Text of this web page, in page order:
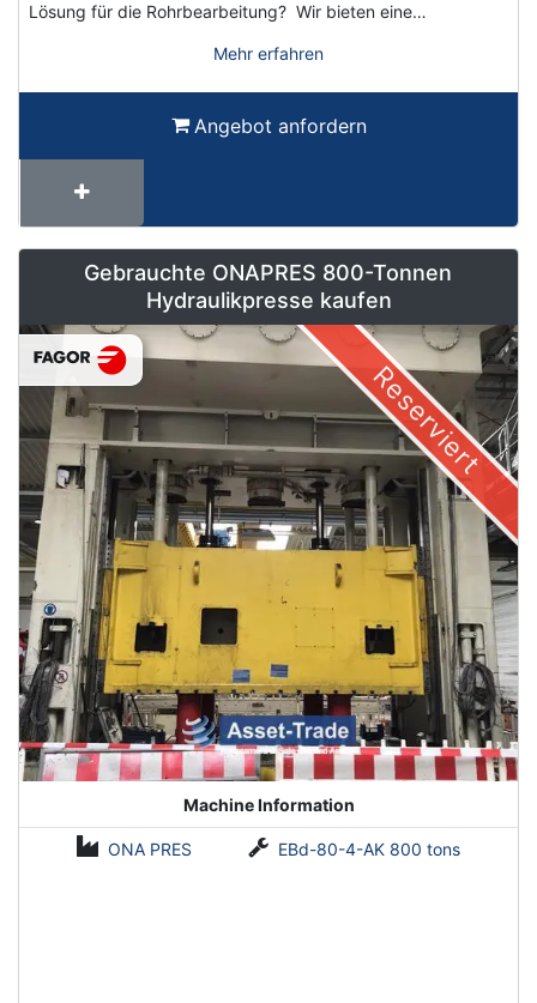
Lösung für die Rohrbearbeitung? Wir bieten eine…
Mehr erfahren
Angebot anfordern
Gebrauchte ONAPRES 800-Tonnen
Hydraulikpresse kaufen
Reserviert
Machine Information
ONA PRES EBd-80-4-AK 800 tons